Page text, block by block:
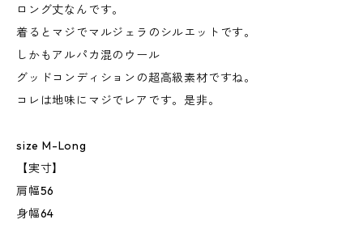
ロング丈なんです。
着るとマジでマルジェラのシルエットです。
しかもアルパカ混のウール
グッドコンディションの超高級素材ですね。
コレは地味にマジでレアです。是非。
size M-Long
【実寸】
肩幅56
身幅64